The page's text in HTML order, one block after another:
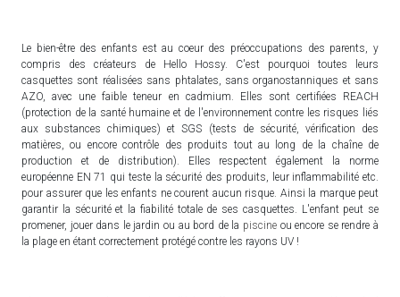
Le bien-être des enfants est au coeur des préoccupations des parents, y
compris des créateurs de Hello Hossy. C'est pourquoi toutes leurs
casquettes sont réalisées sans phtalates, sans organostanniques et sans
AZO, avec une faible teneur en cadmium. Elles sont certifiées REACH
(protection de la santé humaine et de l'environnement contre les risques liés
aux substances chimiques) et SGS (tests de sécurité, vérification des
matières, ou encore contrôle des produits tout au long de la chaîne de
production et de distribution). Elles respectent également la norme
européenne EN 71 qui teste la sécurité des produits, leur inflammabilité etc.
pour assurer que les enfants ne courent aucun risque. Ainsi la marque peut
garantir la sécurité et la fiabilité totale de ses casquettes. L'enfant peut se
promener, jouer dans le jardin ou au bord de la piscine ou encore se rendre à
la plage en étant correctement protégé contre les rayons UV !